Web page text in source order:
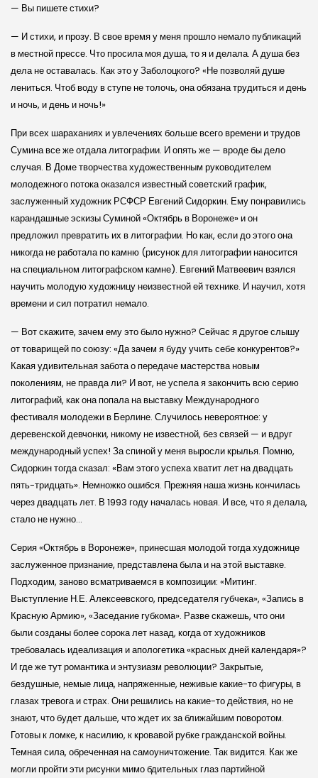
— Вы пишете стихи?
— И стихи, и прозу. В свое время у меня прошло немало публикаций
в местной прессе. Что просила моя душа, то я и делала. А душа без
дела не оставалась. Как это у Заболоцкого? «Не позволяй душе
лениться. Чтоб воду в ступе не толочь, она обязана трудиться и день
и ночь, и день и ночь!»
При всех шараханиях и увлечениях больше всего времени и трудов
Сумина все же отдала литографии. И опять же — вроде бы дело
случая. В Доме творчества художественным руководителем
молодежного потока оказался известный советский график,
заслуженный художник РСФСР Евгений Сидоркин. Ему понравились
карандашные эскизы Суминой «Октябрь в Воронеже» и он
предложил превратить их в литографии. Но как, если до этого она
никогда не работала по камню (рисунок для литографии наносится
на специальном литографском камне). Евгений Матвеевич взялся
научить молодую художницу неизвестной ей технике. И научил, хотя
времени и сил потратил немало.
— Вот скажите, зачем ему это было нужно? Сейчас я другое слышу
от товарищей по союзу: «Да зачем я буду учить себе конкурентов?»
Какая удивительная забота о передаче мастерства новым
поколениям, не правда ли? И вот, не успела я закончить всю серию
литографий, как она попала на выставку Международного
фестиваля молодежи в Берлине. Случилось невероятное: у
деревенской девчонки, никому не известной, без связей — и вдруг
международный успех! За спиной у меня выросли крылья. Помню,
Сидоркин тогда сказал: «Вам этого успеха хватит лет на двадцать
пять-тридцать». Немножко ошибся. Прежняя наша жизнь кончилась
через двадцать лет. В 1993 году началась новая. И все, что я делала,
стало не нужно…
Серия «Октябрь в Воронеже», принесшая молодой тогда художнице
заслуженное признание, представлена была и на этой выставке.
Подходим, заново всматриваемся в композиции: «Митинг.
Выступление Н.Е. Алексеевского, председателя губчека», «Запись в
Красную Армию», «Заседание губкома». Разве скажешь, что они
были созданы более сорока лет назад, когда от художников
требовалась идеализация и апологетика «красных дней календаря»?
И где же тут романтика и энтузиазм революции? Закрытые,
бездушные, немые лица, напряженные, неживые какие-то фигуры, в
глазах тревога и страх. Они решились на какие-то действия, но не
знают, что будет дальше, что ждет их за ближайшим поворотом.
Готовы к ломке, к насилию, к кровавой рубке гражданской войны.
Темная сила, обреченная на самоуничтожение. Так видится. Как же
могли пройти эти рисунки мимо бдительных глаз партийной